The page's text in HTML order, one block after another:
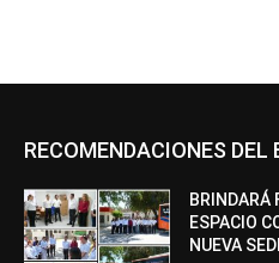
RECOMENDACIONES DEL
BRINDARÁ
ESPACIO
NUEVA